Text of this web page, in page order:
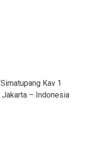
Kav 1
Jakarta – Indonesia